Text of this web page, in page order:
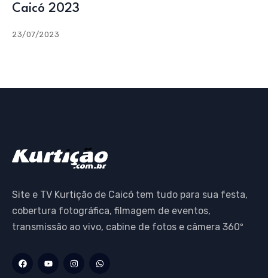
Caicó 2023
23/07/2023
Site e TV Kurtição de Caicó tem tudo para sua festa,
cobertura fotográfica, filmagem de eventos,
transmissão ao vivo, cabine de fotos e câmera 360º